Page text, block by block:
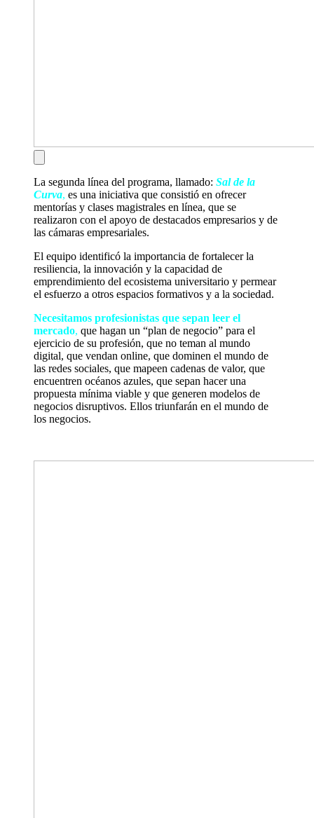
La segunda línea del programa, llamado: Sal de la
Curva, es una iniciativa que consistió en ofrecer
mentorías y clases magistrales en línea, que se
realizaron con el apoyo de destacados empresarios y de
las cámaras empresariales.
El equipo identificó la importancia de fortalecer la
resiliencia, la innovación y la capacidad de
emprendimiento del ecosistema universitario y permear
el esfuerzo a otros espacios formativos y a la sociedad.
Necesitamos profesionistas que sepan leer el
mercado, que hagan un “plan de negocio” para el
ejercicio de su profesión, que no teman al mundo
digital, que vendan online, que dominen el mundo de
las redes sociales, que mapeen cadenas de valor, que
encuentren océanos azules, que sepan hacer una
propuesta mínima viable y que generen modelos de
negocios disruptivos. Ellos triunfarán en el mundo de
los negocios.